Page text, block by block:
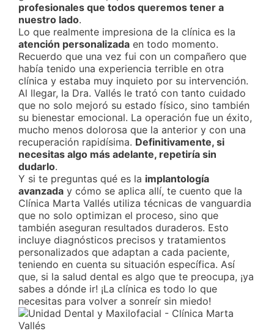
profesionales que todos queremos tener a
nuestro lado.
Lo que realmente impresiona de la clínica es la
atención personalizada en todo momento.
Recuerdo que una vez fui con un compañero que
había tenido una experiencia terrible en otra
clínica y estaba muy inquieto por su intervención.
Al llegar, la Dra. Vallés le trató con tanto cuidado
que no solo mejoró su estado físico, sino también
su bienestar emocional. La operación fue un éxito,
mucho menos dolorosa que la anterior y con una
recuperación rapidísima. Definitivamente, si
necesitas algo más adelante, repetiría sin
dudarlo.
Y si te preguntas qué es la implantología
avanzada y cómo se aplica allí, te cuento que la
Clínica Marta Vallés utiliza técnicas de vanguardia
que no solo optimizan el proceso, sino que
también aseguran resultados duraderos. Esto
incluye diagnósticos precisos y tratamientos
personalizados que adaptan a cada paciente,
teniendo en cuenta su situación específica. Así
que, si la salud dental es algo que te preocupa, ¡ya
sabes a dónde ir! ¡La clínica es todo lo que
necesitas para volver a sonreír sin miedo!